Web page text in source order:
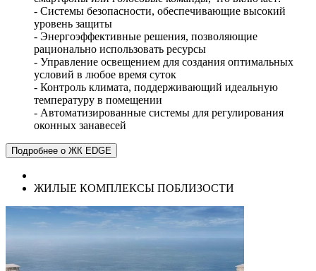
- Системы безопасности, обеспечивающие высокий
уровень защиты
- Энергоэффективные решения, позволяющие
рационально использовать ресурсы
- Управление освещением для создания оптимальных
условий в любое время суток
- Контроль климата, поддерживающий идеальную
температуру в помещении
- Автоматизированные системы для регулирования
оконных занавесей
Подробнее о ЖК EDGE
ЖИЛЫЕ КОМПЛЕКСЫ ПОБЛИЗОСТИ